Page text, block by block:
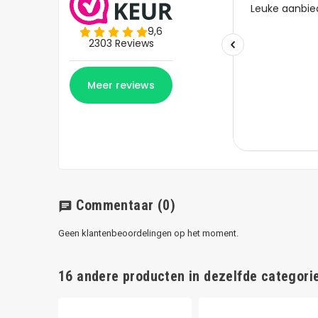
chat Commentaar (0)
Geen klantenbeoordelingen op het moment.
16 andere producten in dezelfde